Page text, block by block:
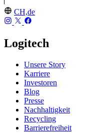
CH,de
Logitech
Unsere Story
Karriere
Investoren
Blog
Presse
Nachhaltigkeit
Recycling
Barrierefreiheit